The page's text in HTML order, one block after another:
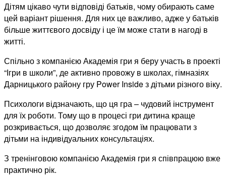
Дітям цікаво чути відповіді батьків, чому обирають саме
цей варіант рішення. Для них це важливо, адже у батьків
більше життєвого досвіду і це їм може стати в нагоді в
житті.
Спільно з компанією Академія гри я беру участь в проекті
“Ігри в школи”, де активно провожу в школах, гімназіях
Дарницького району гру Power Inside з дітьми різного віку.
Психологи відзначають, що ця гра – чудовий інструмент
для їх роботи. Тому що в процесі гри дитина краще
розкривається, що дозволяє згодом їм працювати з
дітьми на індивідуальних консультаціях.
З тренінговою компанією Академія гри я співпрацюю вже
практично рік.